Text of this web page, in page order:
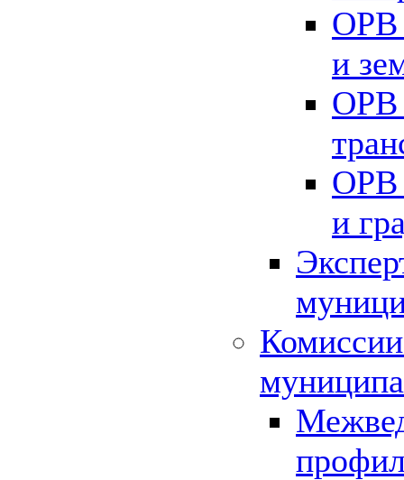
ОРВ
и
ОРВ
ОРВ
и